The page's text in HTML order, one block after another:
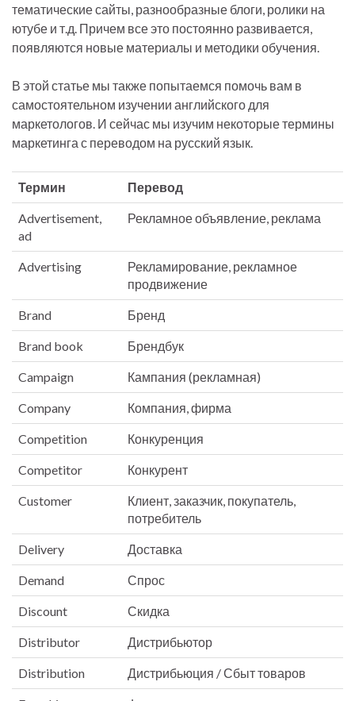
тематические сайты, разнообразные блоги, ролики на
ютубе и т.д. Причем все это постоянно развивается,
появляются новые материалы и методики обучения.
В этой статье мы также попытаемся помочь вам в
самостоятельном изучении английского для
маркетологов. И сейчас мы изучим некоторые термины
маркетинга с переводом на русский язык.
Термин Перевод
Advertisement,
ad
Рекламное объявление, реклама
Advertising
Рекламирование, рекламное
продвижение
Brand Бренд
Brand book Брендбук
Campaign Кампания (рекламная)
Company Компания, фирма
Competition Конкуренция
Competitor Конкурент
Customer
Клиент, заказчик, покупатель,
потребитель
Delivery Доставка
Demand Спрос
Discount Скидка
Distributor Дистрибьютор
Distribution Дистрибьюция / Сбыт товаров